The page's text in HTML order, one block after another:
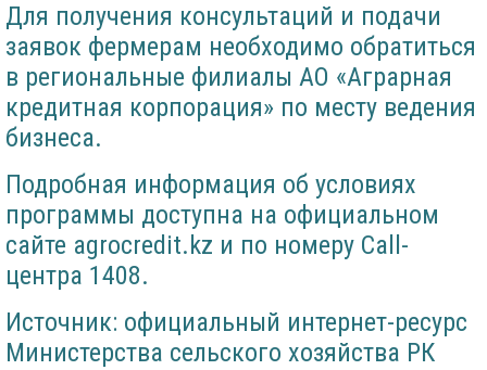
Для получения консультаций и подачи
заявок фермерам необходимо обратиться
в региональные филиалы АО «Аграрная
кредитная корпорация» по месту ведения
бизнеса.
Подробная информация об условиях
программы доступна на официальном
сайте agrocredit.kz и по номеру Call-
центра 1408.
Источник: официальный интернет-ресурс
Министерства сельского хозяйства РК